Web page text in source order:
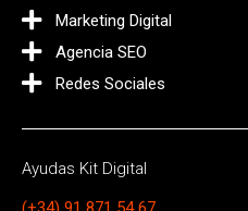
Marketing Digital
Agencia SEO
Redes Sociales
Ayudas Kit Digital